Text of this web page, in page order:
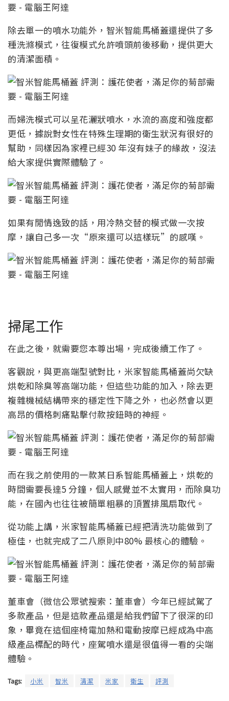
除去單一的噴水功能外，智米智能馬桶蓋還提供了多
種洗滌模式，往復模式允許噴頭前後移動，提供更大
的清潔面積。
而婦洗模式可以呈花灑狀噴水，水流的高度和強度都
更低，據說對女性在特殊生理期的衛生狀況有很好的
幫助，同樣因為家裡已經30 年沒有妹子的緣故，沒法
給大家提供實際體驗了。
如果有閒情逸致的話，用冷熱交替的模式做一次按
摩，讓自己多一次“原來還可以這樣玩”的感嘆。
掃尾工作
在此之後，就需要您本尊出場，完成後續工作了。
客觀說，與更高端型號對比，米家智能馬桶蓋尚欠缺
烘乾和除臭等高端功能，但這些功能的加入，除去更
複雜機械結構帶來的穩定性下降之外，也必然會以更
高昂的價格刺痛點擊付款按鈕時的神經。
而在我之前使用的一款某日系智能馬桶蓋上，烘乾的
時間需要長達5 分鐘，個人感覺並不太實用，而除臭功
能，在國內也往往被簡單粗暴的頂置排風扇取代。
從功能上講，米家智能馬桶蓋已經把清洗功能做到了
極佳，也就完成了二八原則中80% 最核心的體驗。
董車會（微信公眾號搜索：董車會）今年已經試駕了
多款產品，但是這款產品還是給我們留下了很深的印
象，畢竟在這個座椅電加熱和電動按摩已經成為中高
級產品標配的時代，座駕噴水還是很值得一看的尖端
體驗。
Tags: 小米 智米 清潔 米家 衛生 評測